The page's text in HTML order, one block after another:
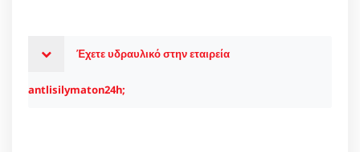
Έχετε υδραυλικό στην εταιρεία
antlisilymaton24h;